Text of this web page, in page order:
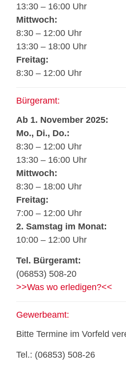
13:30 – 16:00 Uhr
Mittwoch:
8:30 – 12:00 Uhr
13:30 – 18:00 Uhr
Freitag:
8:30 – 12:00 Uhr
Bürgeramt:
Ab 1. November 2025:
Mo., Di., Do.:
8:30 – 12:00 Uhr
13:30 – 16:00 Uhr
Mittwoch:
8:30 – 18:00 Uhr
Freitag:
7:00 – 12:00 Uhr
2. Samstag im Monat:
10:00 – 12:00 Uhr
Tel. Bürgeramt:
(06853) 508-20
>>Was wo erledigen?<<
Gewerbeamt:
Bitte Termine im Vorfeld
Tel.: (06853) 508-26